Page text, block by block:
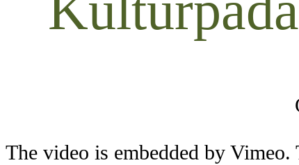
The video is embedded by Vimeo.